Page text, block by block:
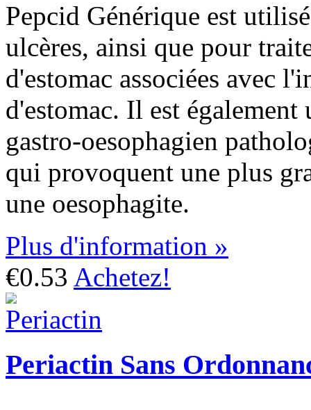
Pepcid Générique est
ulcères, ainsi que pour
d'estomac associées avec
d'estomac. Il est
gastro-oesophagien
qui provoquent une plus
une oesophagite.
Plus d'information »
€0.53 Achetez!
Periactin Sans